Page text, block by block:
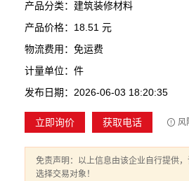
产品分类：建筑装修材料
产品价格：18.51 元
物流费用：免运费
计量单位：件
发布日期：2026-06-03 18:20:35
立即询价 获取电话 风
免责声明：以上信息由该企业自行提供
选择交易对象！